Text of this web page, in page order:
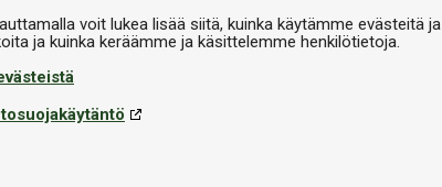
voit lukea lisää siitä, kuinka käytämme evästeitä ja